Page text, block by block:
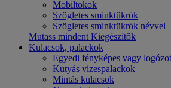
Mobiltokok
Szögletes sminktükrök
Szögletes sminktükrök névvel
Mutass mindent Kiegészítők
Kulacsok, palackok
Egyedi fényképes vagy
Kutyás vizespalackok
Mintás kulacsok